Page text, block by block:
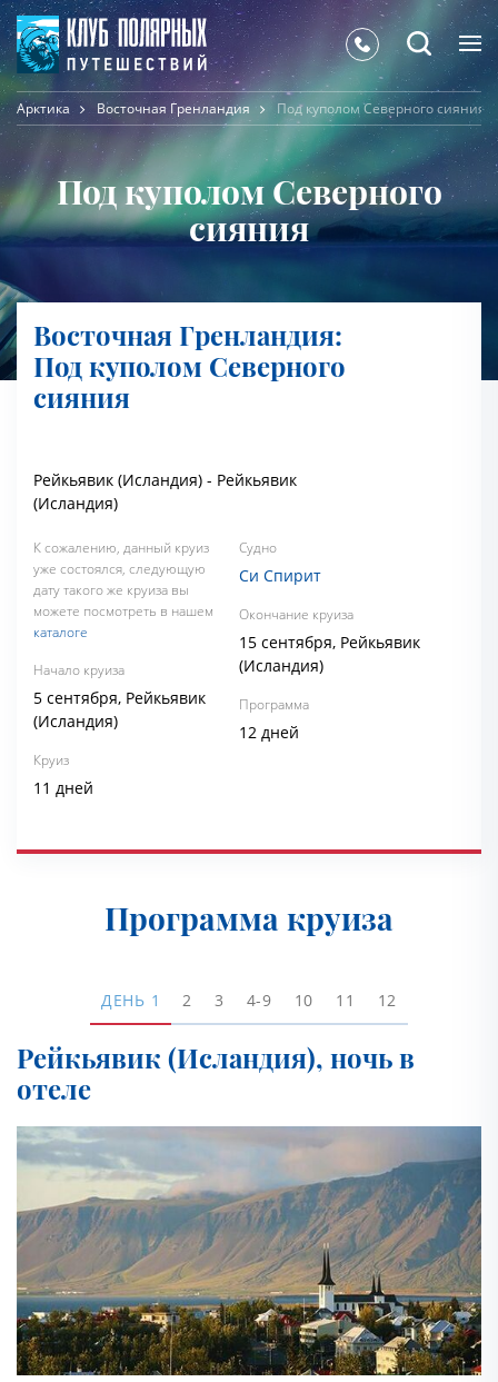
Арктика Восточная Гренландия Под куполом Северного сияния
Под куполом Северного
сияния
Восточная Гренландия:
Под куполом Северного
сияния
Рейкьявик (Исландия) - Рейкьявик
(Исландия)
К сожалению, данный круиз
уже состоялся, следующую
дату такого же круиза вы
можете посмотреть в нашем
каталоге
Начало круиза
5 сентября, Рейкьявик
(Исландия)
Круиз
11 дней
Судно
Си Спирит
Окончание круиза
15 сентября, Рейкьявик
(Исландия)
Программа
12 дней
Программа круиза
ДЕНЬ 1 2 3 4-9 10 11 12
Рейкьявик (Исландия), ночь в
отеле